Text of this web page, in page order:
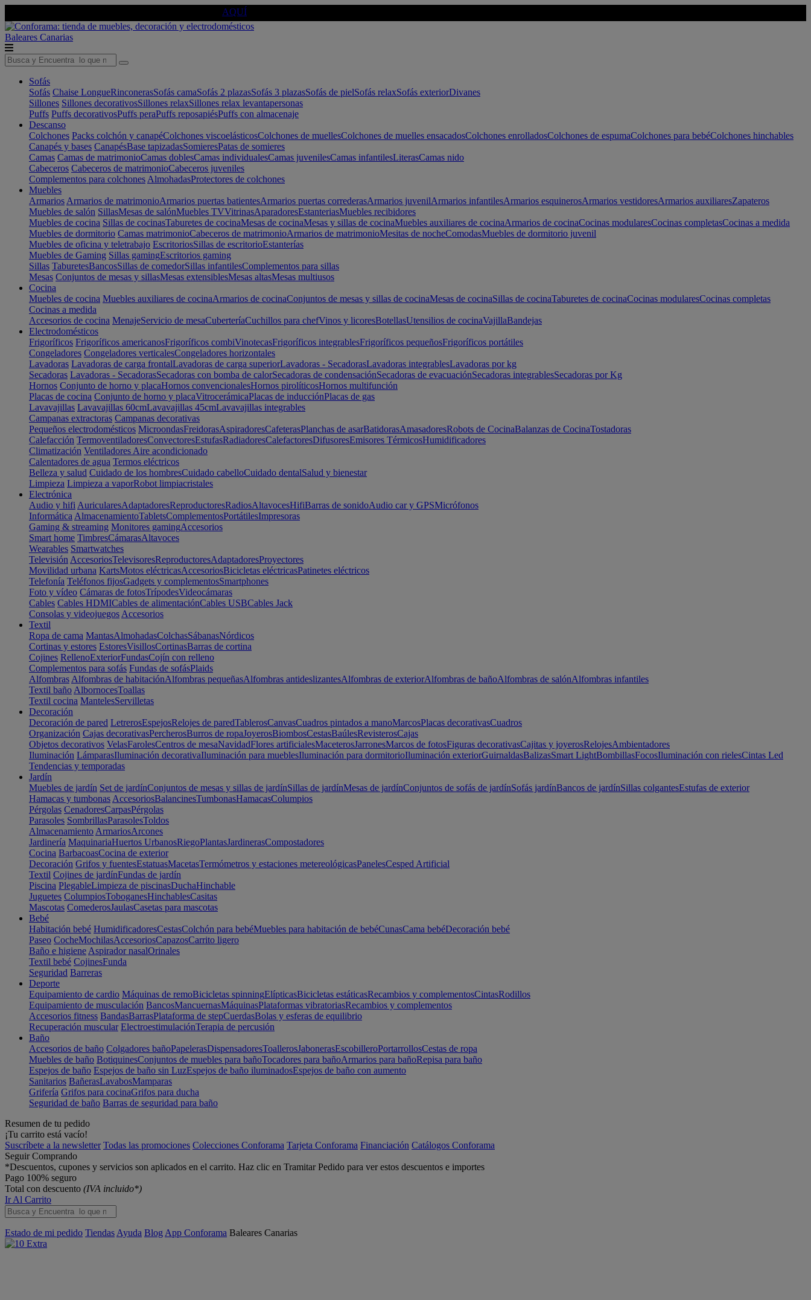
AQUÍ
Baleares Canarias
Sofás
Sofás Chaise LongueRinconerasSofás camaSofás 2 plazasSofás 3 plazasSofás de pielSofás relaxSofás exteriorDivanes
Sillones Sillones decorativosSillones relaxSillones relax levantapersonas
Puffs Puffs decorativosPuffs peraPuffs reposapiésPuffs con almacenaje
Descanso
Colchones Packs colchón y canapéColchones viscoelásticosColchones de muellesColchones de muelles ensacadosColchones enrolladosColchones de espumaColchones para bebéColchones hinchables
Canapés y bases CanapésBase tapizadasSomieresPatas de somieres
Camas Camas de matrimonioCamas doblesCamas individualesCamas juvenilesCamas infantilesLiterasCamas nido
Cabeceros Cabeceros de matrimonioCabeceros juveniles
Complementos para colchones AlmohadasProtectores de colchones
Muebles
Armarios Armarios de matrimonioArmarios puertas batientesArmarios puertas correderasArmarios juvenilArmarios infantilesArmarios esquinerosArmarios vestidoresArmarios auxiliaresZapateros
Muebles de salón SillasMesas de salónMuebles TVVitrinasAparadoresEstanteriasMuebles recibidores
Muebles de cocina Sillas de cocinasTaburetes de cocinaMesas de cocinaMesas y sillas de cocinaMuebles auxiliares de cocinaArmarios de cocinaCocinas modularesCocinas completasCocinas a medida
Muebles de dormitorio Camas matrimonioCabeceros de matrimonioArmarios de matrimonioMesitas de nocheComodasMuebles de dormitorio juvenil
Muebles de oficina y teletrabajo EscritoriosSillas de escritorioEstanterías
Muebles de Gaming Sillas gamingEscritorios gaming
Sillas TaburetesBancosSillas de comedorSillas infantilesComplementos para sillas
Mesas Conjuntos de mesas y sillasMesas extensiblesMesas altasMesas multiusos
Cocina
Muebles de cocina Muebles auxiliares de cocinaArmarios de cocinaConjuntos de mesas y sillas de cocinaMesas de cocinaSillas de cocinaTaburetes de cocinaCocinas modularesCocinas completas
Cocinas a medida
Accesorios de cocina MenajeServicio de mesaCuberteríaCuchillos para chefVinos y licoresBotellasUtensilios de cocinaVajillaBandejas
Electrodomésticos
Frigoríficos Frigoríficos americanosFrigoríficos combiVinotecasFrigoríficos integrablesFrigoríficos pequeñosFrigoríficos portátiles
Congeladores Congeladores verticalesCongeladores horizontales
Lavadoras Lavadoras de carga frontalLavadoras de carga superiorLavadoras - SecadorasLavadoras integrablesLavadoras por kg
Secadoras Lavadoras - SecadorasSecadoras con bomba de calorSecadoras de condensaciónSecadoras de evacuaciónSecadoras integrablesSecadoras por Kg
Hornos Conjunto de horno y placaHornos convencionalesHornos pirolíticosHornos multifunción
Placas de cocina Conjunto de horno y placaVitrocerámicaPlacas de inducciónPlacas de gas
Lavavajillas Lavavajillas 60cmLavavajillas 45cmLavavajillas integrables
Campanas extractoras Campanas decorativas
Pequeños electrodomésticos MicroondasFreidorasAspiradoresCafeterasPlanchas de asarBatidorasAmasadoresRobots de CocinaBalanzas de CocinaTostadoras
Calefacción TermoventiladoresConvectoresEstufasRadiadoresCalefactoresDifusoresEmisores TérmicosHumidificadores
Climatización Ventiladores Aire acondicionado
Calentadores de agua Termos eléctricos
Belleza y salud Cuidado de los hombresCuidado cabelloCuidado dentalSalud y bienestar
Limpieza Limpieza a vaporRobot limpiacristales
Electrónica
Audio y hifi AuricularesAdaptadoresReproductoresRadiosAltavocesHifiBarras de sonidoAudio car y GPSMicrófonos
Informática AlmacenamientoTabletsComplementosPortátilesImpresoras
Gaming & streaming Monitores gamingAccesorios
Smart home TimbresCámarasAltavoces
Wearables Smartwatches
Televisión AccesoriosTelevisoresReproductoresAdaptadoresProyectores
Movilidad urbana KartsMotos eléctricasAccesoriosBicicletas eléctricasPatinetes eléctricos
Telefonía Teléfonos fijosGadgets y complementosSmartphones
Foto y vídeo Cámaras de fotosTrípodesVideocámaras
Cables Cables HDMICables de alimentaciónCables USBCables Jack
Consolas y videojuegos Accesorios
Textil
Ropa de cama MantasAlmohadasColchasSábanasNórdicos
Cortinas y estores EstoresVisillosCortinasBarras de cortina
Cojines RellenoExteriorFundasCojín con relleno
Complementos para sofás Fundas de sofásPlaids
Alfombras Alfombras de habitaciónAlfombras pequeñasAlfombras antideslizantesAlfombras de exteriorAlfombras de bañoAlfombras de salónAlfombras infantiles
Textil baño AlbornocesToallas
Textil cocina MantelesServilletas
Decoración
Decoración de pared LetrerosEspejosRelojes de paredTablerosCanvasCuadros pintados a manoMarcosPlacas decorativasCuadros
Organización Cajas decorativasPercherosBurros de ropaJoyerosBiombosCestasBaúlesRevisterosCajas
Objetos decorativos VelasFarolesCentros de mesaNavidadFlores artificialesMaceterosJarronesMarcos de fotosFiguras decorativasCajitas y joyerosRelojesAmbientadores
Iluminación LámparasIluminación decorativaIluminación para mueblesIluminación para dormitorioIluminación exteriorGuirnaldasBalizasSmart LightBombillasFocosIluminación con rielesCintas Led
Tendencias y temporadas
Jardín
Muebles de jardín Set de jardínConjuntos de mesas y sillas de jardínSillas de jardínMesas de jardínConjuntos de sofás de jardínSofás jardínBancos de jardínSillas colgantesEstufas de exterior
Hamacas y tumbonas AccesoriosBalancinesTumbonasHamacasColumpios
Pérgolas CenadoresCarpasPérgolas
Parasoles SombrillasParasolesToldos
Almacenamiento ArmariosArcones
Jardinería MaquinariaHuertos UrbanosRiegoPlantasJardinerasCompostadores
Cocina BarbacoasCocina de exterior
Decoración Grifos y fuentesEstatuasMacetasTermómetros y estaciones metereológicasPanelesCesped Artificial
Textil Cojines de jardínFundas de jardín
Piscina PlegableLimpieza de piscinasDuchaHinchable
Juguetes ColumpiosToboganesHinchablesCasitas
Mascotas ComederosJaulasCasetas para mascotas
Bebé
Habitación bebé HumidificadoresCestasColchón para bebéMuebles para habitación de bebéCunasCama bebéDecoración bebé
Paseo CocheMochilasAccesoriosCapazosCarrito ligero
Baño e higiene Aspirador nasalOrinales
Textil bebé CojinesFunda
Seguridad Barreras
Deporte
Equipamiento de cardio Máquinas de remoBicicletas spinningElípticasBicicletas estáticasRecambios y complementosCintasRodillos
Equipamiento de musculación BancosMancuernasMáquinasPlataformas vibratoriasRecambios y complementos
Accesorios fitness BandasBarrasPlataforma de stepCuerdasBolas y esferas de equilibrio
Recuperación muscular ElectroestimulaciónTerapia de percusión
Baño
Accesorios de baño Colgadores bañoPapelerasDispensadoresToallerosJabonerasEscobilleroPortarrollosCestas de ropa
Muebles de baño BotiquinesConjuntos de muebles para bañoTocadores para bañoArmarios para bañoRepisa para baño
Espejos de baño Espejos de baño sin LuzEspejos de baño iluminadosEspejos de baño con aumento
Sanitarios BañerasLavabosMamparas
Grifería Grifos para cocinaGrifos para ducha
Seguridad de baño Barras de seguridad para baño
Resumen de tu pedido
¡Tu carrito está vacío!
Suscríbete a la newsletter Todas las promociones Colecciones Conforama Tarjeta Conforama Financiación Catálogos Conforama
Seguir Comprando
*Descuentos, cupones y servicios son aplicados en el carrito. Haz clic en Tramitar Pedido para ver estos descuentos e importes
Pago 100% seguro
Total con descuento (IVA incluido*)
Ir Al Carrito
Estado de mi pedido Tiendas Ayuda Blog App Conforama Baleares Canarias